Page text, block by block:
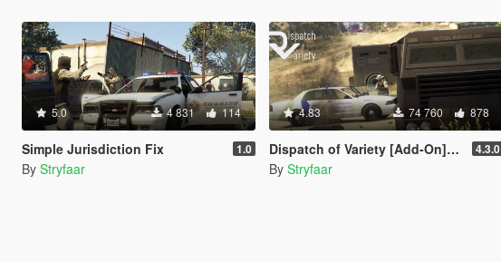
5.0 4 831 114
Simple Jurisdiction Fix 1.0
By Stryfaar
4.83 74 760 878
Dispatch of Variety [Add-On][.OIV] 4.3.0
By Stryfaar